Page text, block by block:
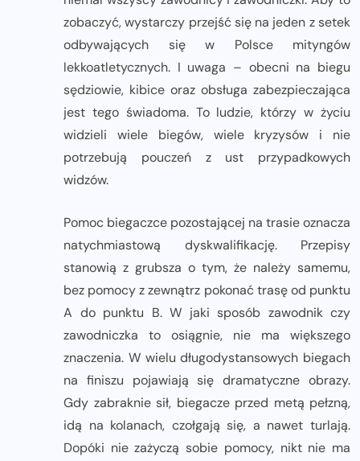
zobaczyć, wystarczy przejść się na jeden z setek
odbywających się w Polsce mityngów
lekkoatletycznych. I uwaga – obecni na biegu
sędziowie, kibice oraz obsługa zabezpieczająca
jest tego świadoma. To ludzie, którzy w życiu
widzieli wiele biegów, wiele kryzysów i nie
potrzebują pouczeń z ust przypadkowych
widzów.
Pomoc biegaczce pozostającej na trasie oznacza
natychmiastową dyskwalifikację. Przepisy
stanowią z grubsza o tym, że należy samemu,
bez pomocy z zewnątrz pokonać trasę od punktu
A do punktu B. W jaki sposób zawodnik czy
zawodniczka to osiągnie, nie ma większego
znaczenia. W wielu długodystansowych biegach
na finiszu pojawiają się dramatyczne obrazy.
Gdy zabraknie sił, biegacze przed metą pełzną,
idą na kolanach, czołgają się, a nawet turlają.
Dopóki nie zażyczą sobie pomocy, nikt nie ma